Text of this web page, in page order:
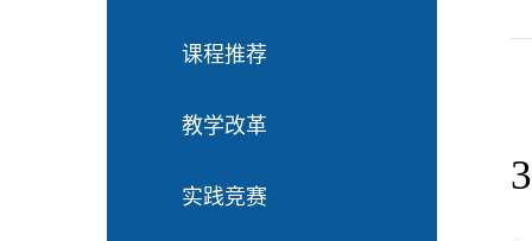
课程推荐
教学改革
实践竞赛